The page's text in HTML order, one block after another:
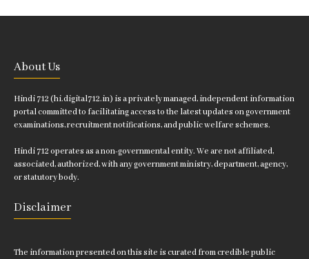
About Us
Hindi 712 (hi.digital712.in) is a privately managed, independent information
portal committed to facilitating access to the latest updates on government
examinations, recruitment notifications, and public welfare schemes.
Hindi 712 operates as a non-governmental entity. We are not affiliated,
associated, authorized, with any government ministry, department, agency,
or statutory body.
Disclaimer
The information presented on this site is curated from credible public